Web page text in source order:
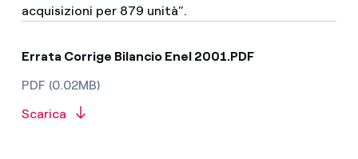
acquisizioni per 879 unità”.
Errata Corrige Bilancio Enel 2001.PDF
PDF (0.02MB)
Scarica